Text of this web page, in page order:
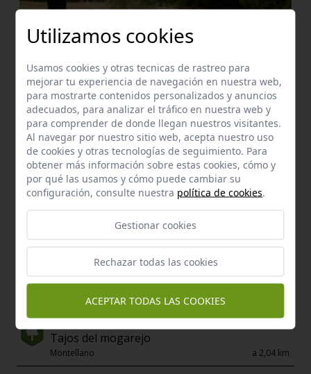
Recursos de Interés natural
Dehesa de pilares
El Coronil a 1,54 km.
Tajos del mogarejo
Montellano a 2,04 km.
Utilizamos cookies
Usamos cookies y otras tecnicas de rastreo para
mejorar tu experiencia de navegación en nuestra web,
para mostrarte contenidos personalizados y anuncios
adecuados, para analizar el tráfico en nuestra web y
para comprender de donde llegan nuestros visitantes.
Al navegar por nuestro sitio web, acepta nuestro uso
de cookies y otras tecnologías de seguimiento. Para
obtener más información sobre estas cookies, cómo y
por qué las usamos y cómo puede cambiar su
configuración, consulte nuestra política de cookies.
Gestionar cookies
Rechazar todas las cookies
ACEPTAR TODAS LAS COOKIES